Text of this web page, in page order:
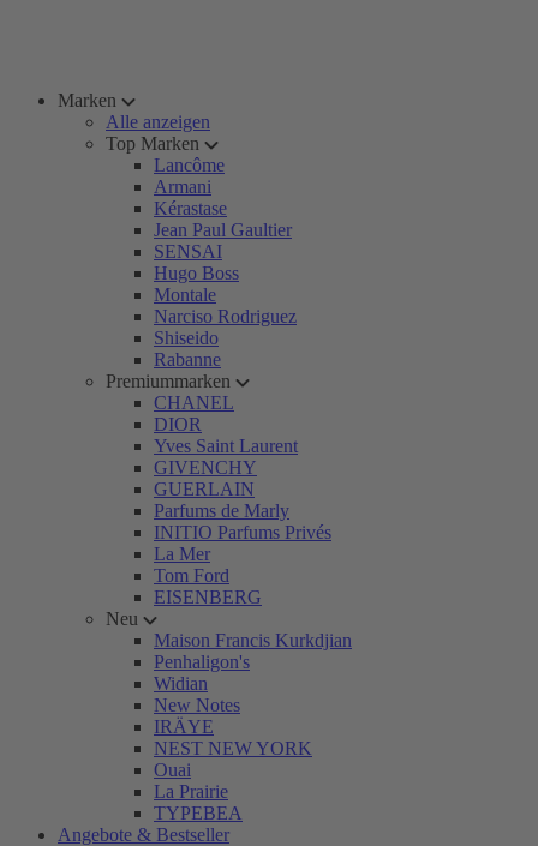
Marken
Alle anzeigen
Top Marken
Lancôme
Armani
Kérastase
Jean Paul Gaultier
SENSAI
Hugo Boss
Montale
Narciso Rodriguez
Shiseido
Rabanne
Premiummarken
CHANEL
DIOR
Yves Saint Laurent
GIVENCHY
GUERLAIN
Parfums de Marly
INITIO Parfums Privés
La Mer
Tom Ford
EISENBERG
Neu
Maison Francis Kurkdjian
Penhaligon's
Widian
New Notes
IRÄYE
NEST NEW YORK
Ouai
La Prairie
TYPEBEA
Angebote & Bestseller